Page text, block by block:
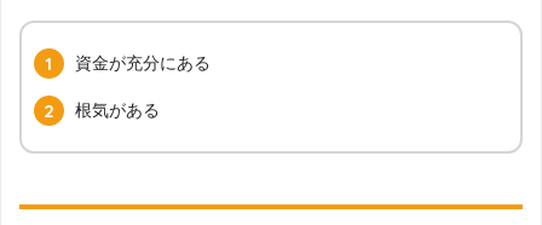
資金が充分にある
根気がある